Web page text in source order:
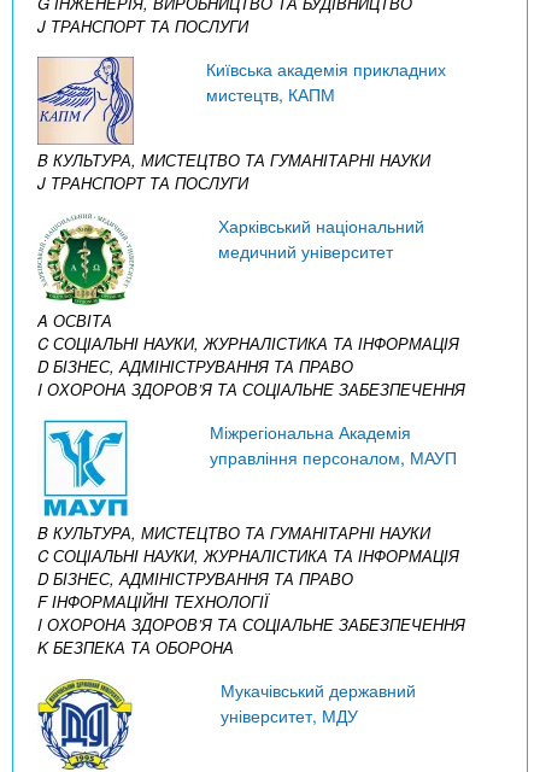
J ТРАНСПОРТ ТА ПОСЛУГИ
Київська академія прикладних
мистецтв, КАПМ
B КУЛЬТУРА, МИСТЕЦТВО ТА ГУМАНІТАРНІ НАУКИ
J ТРАНСПОРТ ТА ПОСЛУГИ
Харківський національний
медичний університет
A ОСВІТА
C СОЦІАЛЬНІ НАУКИ, ЖУРНАЛІСТИКА ТА ІНФОРМАЦІЯ
D БІЗНЕС, АДМІНІСТРУВАННЯ ТА ПРАВО
I ОХОРОНА ЗДОРОВ’Я ТА СОЦІАЛЬНЕ ЗАБЕЗПЕЧЕННЯ
Міжрегіональна Академія
управління персоналом, МАУП
B КУЛЬТУРА, МИСТЕЦТВО ТА ГУМАНІТАРНІ НАУКИ
C СОЦІАЛЬНІ НАУКИ, ЖУРНАЛІСТИКА ТА ІНФОРМАЦІЯ
D БІЗНЕС, АДМІНІСТРУВАННЯ ТА ПРАВО
F ІНФОРМАЦІЙНІ ТЕХНОЛОГІЇ
I ОХОРОНА ЗДОРОВ’Я ТА СОЦІАЛЬНЕ ЗАБЕЗПЕЧЕННЯ
K БЕЗПЕКА ТА ОБОРОНА
Мукачівський державний
університет, МДУ